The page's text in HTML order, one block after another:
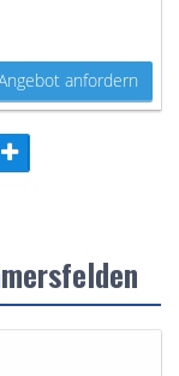
anfordern